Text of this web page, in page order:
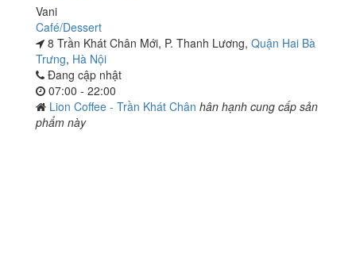
Vani
Café/Dessert
8 Trần Khát Chân Mới, P. Thanh Lương, Quận Hai Bà
Trưng, Hà Nội
Đang cập nhật
07:00 - 22:00
Lion Coffee - Trần Khát Chân hân hạnh cung cấp sản
phẩm này